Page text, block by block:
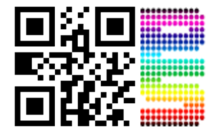
Skip to main content